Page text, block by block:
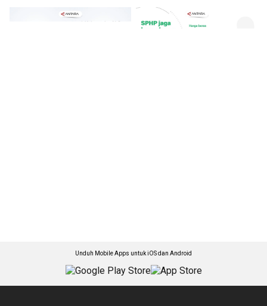
Unduh Mobile Apps untuk iOS dan Android